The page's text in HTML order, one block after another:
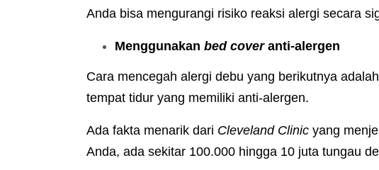
Anda bisa mengurangi risiko reaksi alergi secara
Menggunakan bed coveranti-alergen
Cara mencegah alergi debu yang berikutnya
tempat tidur yang memiliki anti-alergen.
Ada fakta menarik dari Cleveland Clinic yang
Anda, ada sekitar 100.000 hingga 10 juta tungau